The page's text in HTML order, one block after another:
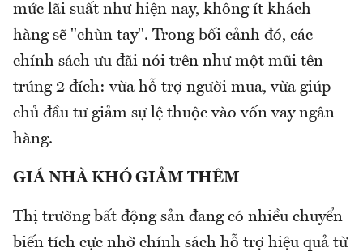
mức lãi suất như hiện nay, không ít khách
hàng sẽ "chùn tay". Trong bối cảnh đó, các
chính sách ưu đãi nói trên như một mũi tên
trúng 2 đích: vừa hỗ trợ người mua, vừa giúp
chủ đầu tư giảm sự lệ thuộc vào vốn vay ngân
hàng.
GIÁ NHÀ KHÓ GIẢM THÊM
Thị trường bất động sản đang có nhiều chuyển
biến tích cực nhờ chính sách hỗ trợ hiệu quả từ